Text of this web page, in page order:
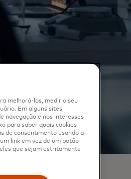
melhorá-los, medir o seu
Em alguns sites,
navegação e nos interesses
para saber quais cookies
de consentimento usando a
link em vez de um botão
que sejam estritamente